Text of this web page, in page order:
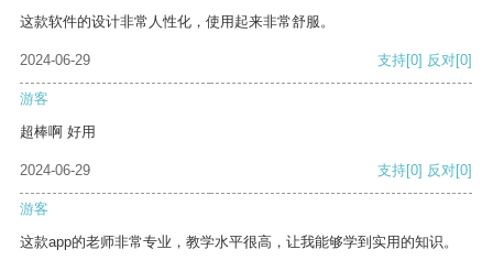
这款软件的设计非常人性化，使用起来非常舒服。
2024-06-29 支持[0] 反对[0]
游客
超棒啊 好用
2024-06-29 支持[0] 反对[0]
游客
这款app的老师非常专业，教学水平很高，让我能够学到实用的知识。